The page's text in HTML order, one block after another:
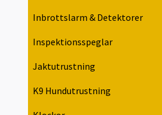
Inbrottslarm & Detektorer
Inspektionsspeglar
Jaktutrustning
K9 Hundutrustning